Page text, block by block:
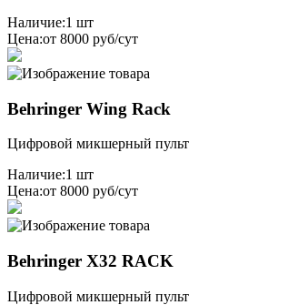
Наличие:1 шт
Цена:от 8000 руб/сут
Behringer Wing Rack
Цифровой микшерный пульт
Наличие:1 шт
Цена:от 8000 руб/сут
Behringer X32 RACK
Цифровой микшерный пульт